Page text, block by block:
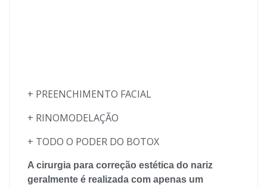
+ PREENCHIMENTO FACIAL
+ RINOMODELAÇÃO
+ TODO O PODER DO BOTOX
A cirurgia para correção estética do nariz
geralmente é realizada com apenas um